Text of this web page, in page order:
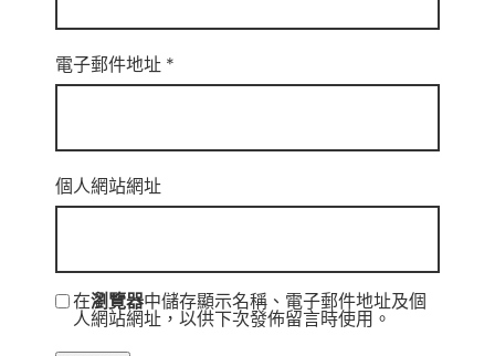
電子郵件地址 *
個人網站網址
在瀏覽器中儲存顯示名稱、電子郵件地址及個
人網站網址，以供下次發佈留言時使用。